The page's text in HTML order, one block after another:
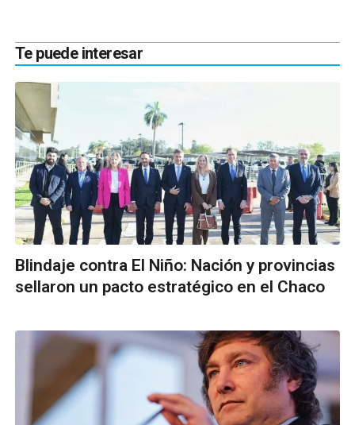
Te puede interesar
Blindaje contra El Niño: Nación y provincias
sellaron un pacto estratégico en el Chaco